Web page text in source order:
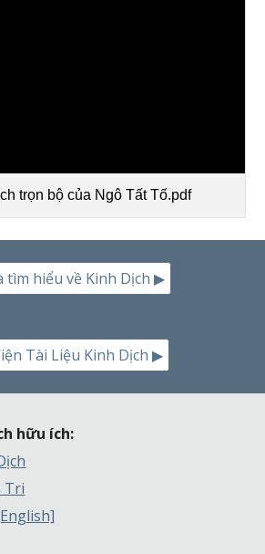
trọn bộ của Ngô Tất Tố.pdf
tìm hiểu về Kinh Dịch ▶
Tài Liệu Kinh Dịch ▶
hữu ích:
Tri